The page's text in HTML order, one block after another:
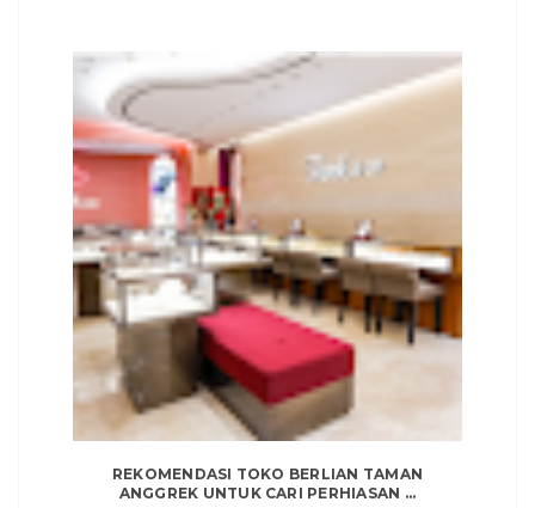
REKOMENDASI TOKO BERLIAN TAMAN
ANGGREK UNTUK CARI PERHIASAN ...